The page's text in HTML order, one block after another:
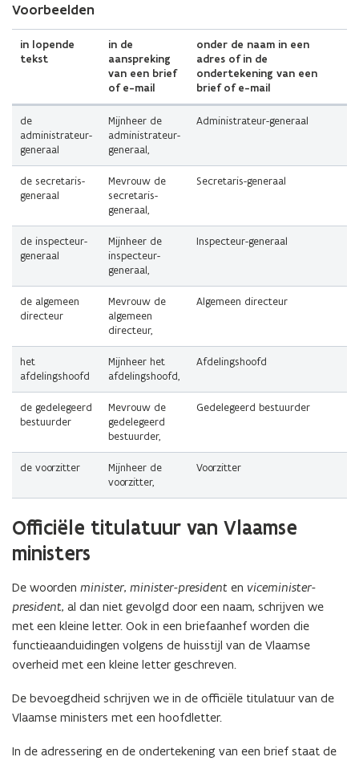
Voorbeelden
in lopende
tekst
in de
aanspreking
van een brief
of e-mail
onder de naam in een
adres of in de
ondertekening van een
brief of e-mail
de
administrateur-
generaal
Mijnheer de
administrateur-
generaal,
Administrateur-generaal
de secretaris-
generaal
Mevrouw de
secretaris-
generaal,
Secretaris-generaal
de inspecteur-
generaal
Mijnheer de
inspecteur-
generaal,
Inspecteur-generaal
de algemeen
directeur
Mevrouw de
algemeen
directeur,
Algemeen directeur
het
afdelingshoofd
Mijnheer het
afdelingshoofd,
Afdelingshoofd
de gedelegeerd
bestuurder
Mevrouw de
gedelegeerd
bestuurder,
Gedelegeerd bestuurder
de voorzitter
Mijnheer de
voorzitter,
Voorzitter
Officiële titulatuur van Vlaamse
ministers
De woorden minister, minister-president en viceminister-
president, al dan niet gevolgd door een naam, schrijven we
met een kleine letter. Ook in een briefaanhef worden die
functieaanduidingen volgens de huisstijl van de Vlaamse
overheid met een kleine letter geschreven.
De bevoegdheid schrijven we in de officiële titulatuur van de
Vlaamse ministers met een hoofdletter.
In de adressering en de ondertekening van een brief staat de